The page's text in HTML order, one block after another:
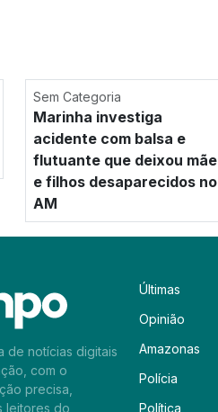
Sem Categoria
Marinha investiga
acidente com balsa e
flutuante que deixou mãe
e filhos desaparecidos no
AM
de notícias digitais
com o
precisa,
leitores do
Últimas
Opinião
Amazonas
Polícia
Política